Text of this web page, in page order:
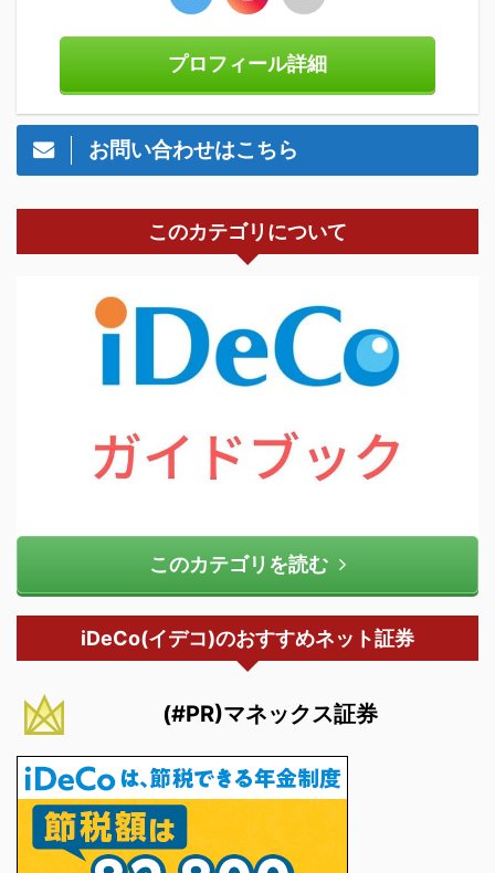
プロフィール詳細
お問い合わせはこちら
このカテゴリについて
このカテゴリを読む
iDeCo(イデコ)のおすすめネット証券
(#PR)マネックス証券